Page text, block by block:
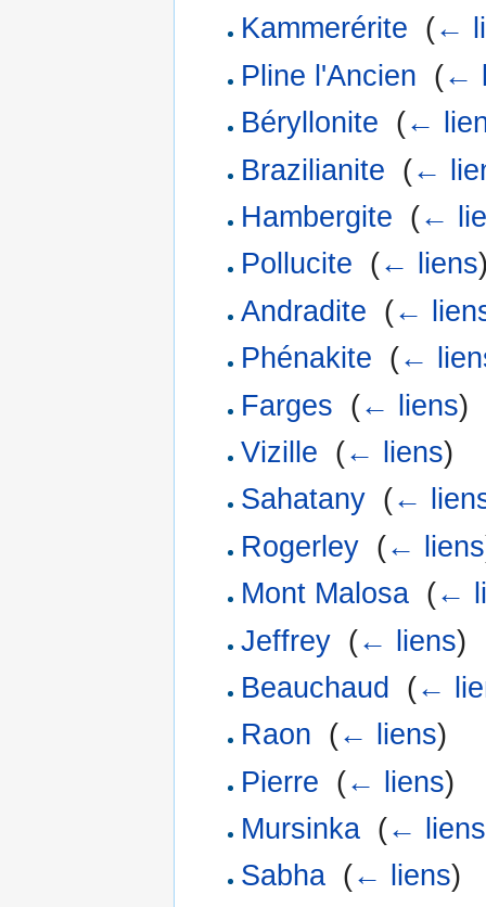
Kammerérite (←
Pline l'Ancien (←
Béryllonite (←
Brazilianite (←
Hambergite (←
Pollucite (← liens
Andradite (←
Phénakite (←
Farges (← liens)
Vizille (← liens)
Sahatany‎ (←
Rogerley‎ (← liens
Mont Malosa‎ (←
Jeffrey‎ (← liens)
Beauchaud
(←
Raon (← liens)
Pierre (← liens)
Mursinka‎ (← liens
Sabha‎ (← liens)